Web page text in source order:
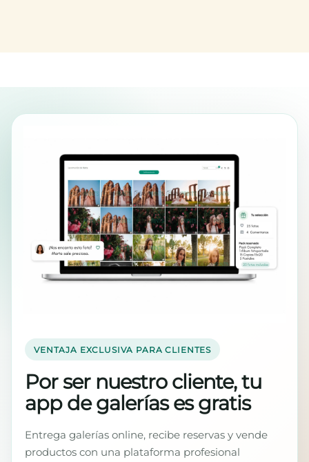
VENTAJA EXCLUSIVA PARA CLIENTES
Por ser nuestro cliente, tu
app de galerías es gratis
Entrega galerías online, recibe reservas y vende
productos con una plataforma profesional